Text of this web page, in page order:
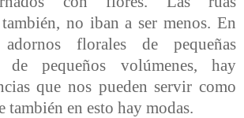
no iban a ser menos. En
florales de pequeñas
de pequeños volúmenes, hay
que nos pueden servir como
también en esto hay modas.